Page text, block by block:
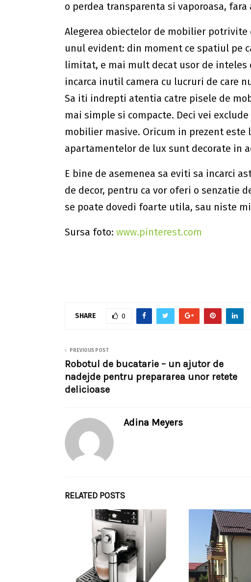
o perdea transparenta si vaporoasa,
Alegerea obiectelor de mobilier
unul evident: din moment ce spatiul pe
limitat, e mai mult decat usor de inteles
incarca inutil camera cu lucruri de care
Sa iti indrepti atentia catre pisele de
mai simple si compacte. Deci vei
mobilier masive. Oricum in prezent
apartamentelor de lux sunt decorate in
E bine de asemenea sa eviti sa incarci
de decor, pentru ca vor oferi o senzatie
se poate dovedi foarte utila, sau niste
Sursa foto: www.pinterest.com
SHARE 0
PREVIOUS POST
Robotul de bucatarie – un ajutor de
nadejde pentru prepararea unor retete
delicioase
Adina Meyers
RELATED POSTS